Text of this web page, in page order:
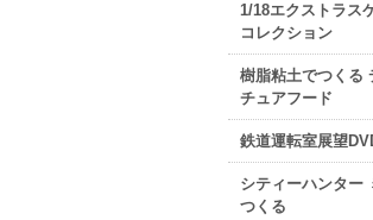
1/18エクストラス
コレクション
樹脂粘土でつくる
チュアフード
鉄道運転室展望
シティーハンター
つくる